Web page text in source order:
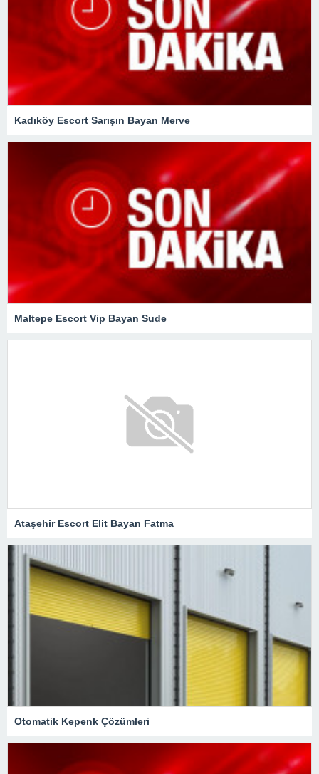
Kadıköy Escort Sarışın Bayan Merve
Maltepe Escort Vip Bayan Sude
Ataşehir Escort Elit Bayan Fatma
Otomatik Kepenk Çözümleri